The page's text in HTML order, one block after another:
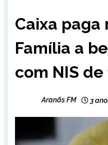
CAPELINHA
GERAIS
Caixa paga
Família a
com NIS de
Aranãs FM 3